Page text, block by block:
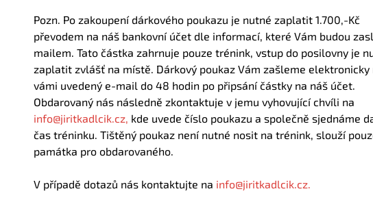
Pozn. Po zakoupení dárkového poukazu je nutné zaplatit 1.700,-Kč
převodem na náš bankovní účet dle informací, které Vám budou
mailem. Tato částka zahrnuje pouze trénink, vstup do posilovny je
zaplatit zvlášť na místě. Dárkový poukaz Vám zašleme elektronicky
vámi uvedený e-mail do 48 hodin po připsání částky na náš účet.
Obdarovaný nás následně zkontaktuje v jemu vyhovující chvíli na
info@jiritkadlcik.cz, kde uvede číslo poukazu a společně sjednáme
čas tréninku. Tištěný poukaz není nutné nosit na trénink, slouží
památka pro obdarovaného.
V případě dotazů nás kontaktujte na info@jiritkadlcik.cz.